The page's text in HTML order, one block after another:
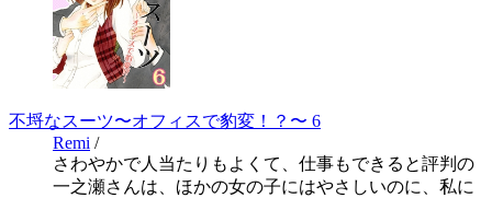
不埒なスーツ〜オフィスで豹変！？〜 6
Remi /
さわやかで人当たりもよくて、仕事もできると評判の
一之瀬さんは、ほかの女の子にはやさしいのに、私に